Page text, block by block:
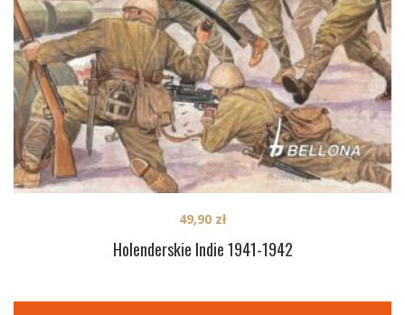
Holenderskie Indie 1941-1942
49,90 zł